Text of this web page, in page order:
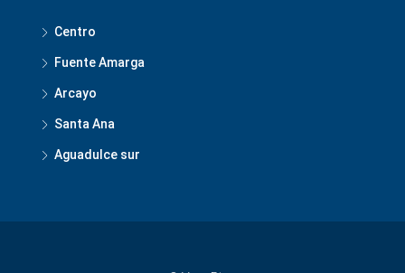
Centro
Fuente Amarga
Arcayo
Santa Ana
Aguadulce sur